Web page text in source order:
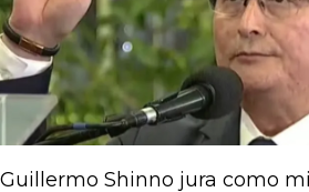
Guillermo Shinno jura como